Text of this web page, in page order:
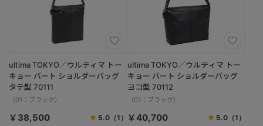
ultima TOKYO／ウルティマ トー
キョー バート ショルダーバッグ
タテ型 70111
（01：ブラック）
￥38,500 5.0（1）
ultima TOKYO／ウルティマ トー
キョー バート ショルダーバッグ
ヨコ型 70112
（01：ブラック）
￥40,700 5.0 （1）